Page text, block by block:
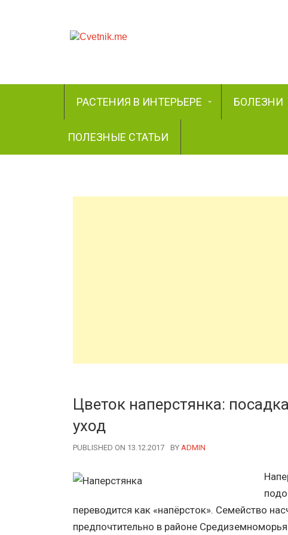
РАСТЕНИЯ В ИНТЕРЬЕРЕ БОЛЕЗНИ
ПОЛЕЗНЫЕ СТАТЬИ
Цветок наперстянка:
уход
PUBLISHED ON 13.12.2017 BY AUTHOR
ADMIN
переводится как «напёрсток». Семейство
предпочтительно в районе